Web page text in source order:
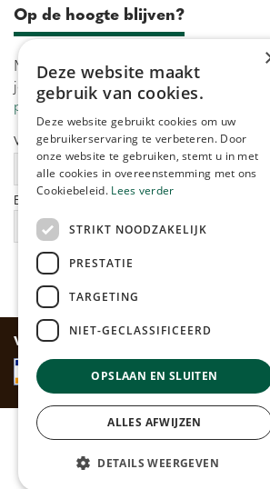
Op de hoogte blijven?
Maximaal 1 keer per week onze acties
je aan! Wij verwerken jouw gegevens
privacy policy.
Voornaam: Achternaam:
E-mailadres:
Veilig betalen
Algemene voorwaarden
© Huis- en Tuincentrum
RijmenantsBloemenwinkel Buitenplanten Tuincentrum
Deze website maakt
gebruik van cookies.
Deze website gebruikt cookies om uw
gebruikerservaring te verbeteren. Door
onze website te gebruiken, stemt u in met
alle cookies in overeenstemming met ons
Cookiebeleid. Lees verder
STRIKT NOODZAKELIJK
PRESTATIE
TARGETING
NIET-GECLASSIFICEERD
OPSLAAN EN SLUITEN
ALLES AFWIJZEN
DETAILS WEERGEVEN